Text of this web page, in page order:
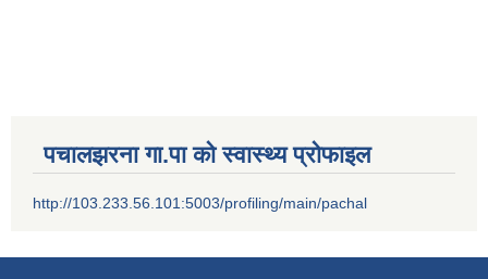
पचालझरना गा.पा को स्वास्थ्य प्रोफाइल
http://103.233.56.101:5003/profiling/main/pachal